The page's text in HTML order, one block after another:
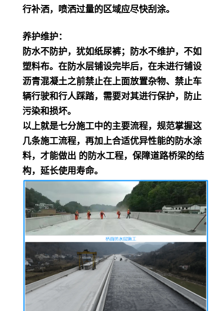
行补洒，喷洒过量的区域应尽快刮涂。
养护维护：
防水不防护，犹如纸尿裤；防水不维护，不如
塑料布。在防水层铺设完毕后，在未进行铺设
沥青混凝土之前禁止在上面放置杂物、禁止车
辆行驶和行人踩踏，需要对其进行保护，防止
污染和损坏。
以上就是七分施工中的主要流程，规范掌握这
几条施工流程，再加上合适优异性能的防水涂
料，才能做出 的防水工程，保障道路桥梁的结
构，延长使用寿命。